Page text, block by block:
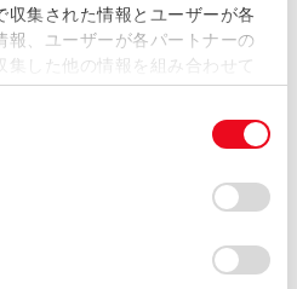
集された情報とユーザーが各
報、ユーザーが各パートナーの
集した他の情報を組み合わせて
ウェブサイトの使用を続行する
ッキー)が保存されることに同
クッキー)のオプトアウト、
りするにあたっては、当社の
取り扱いについて
」をご覧くだ